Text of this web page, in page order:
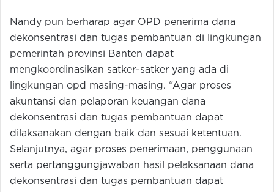
Nandy pun berharap agar OPD penerima dana
dekonsentrasi dan tugas pembantuan di lingkungan
pemerintah provinsi Banten dapat
mengkoordinasikan satker-satker yang ada di
lingkungan opd masing-masing. “Agar proses
akuntansi dan pelaporan keuangan dana
dekonsentrasi dan tugas pembantuan dapat
dilaksanakan dengan baik dan sesuai ketentuan.
Selanjutnya, agar proses penerimaan, penggunaan
serta pertanggungjawaban hasil pelaksanaan dana
dekonsentrasi dan tugas pembantuan dapat